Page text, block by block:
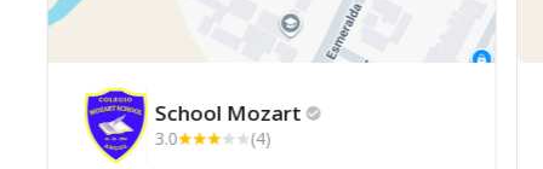
School Mozart
3.0
(4)